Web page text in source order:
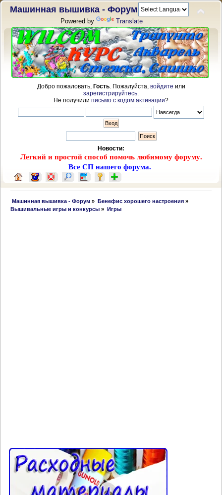
Машинная вышивка - Форум
Powered by Translate
Добро пожаловать, Гость. Пожалуйста, войдите или
зарегистрируйтесь
Не получили письмо с кодом активации?
Новости:
Легкий и простой способ помочь любимому форуму.
Все СП нашего форума.
Машинная вышивка - Форум » Бенефис хорошего настроения»
Вышивальные игры и конкурсы » Игры